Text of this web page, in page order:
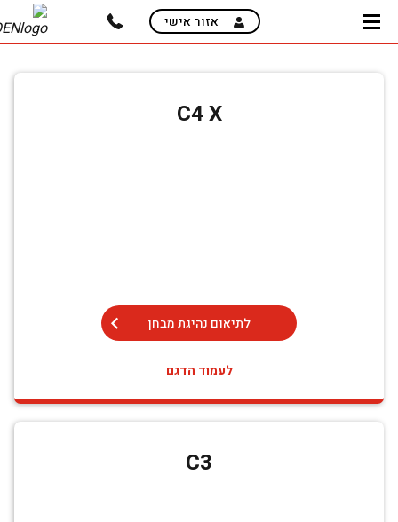
skip
content
אזור אישי
בחרו דגם, תאמו זמן שנוח לכם וצאו לנהיגת מבחן
C4 X
לתיאום נהיגת מבחן
לעמוד הדגם
C3